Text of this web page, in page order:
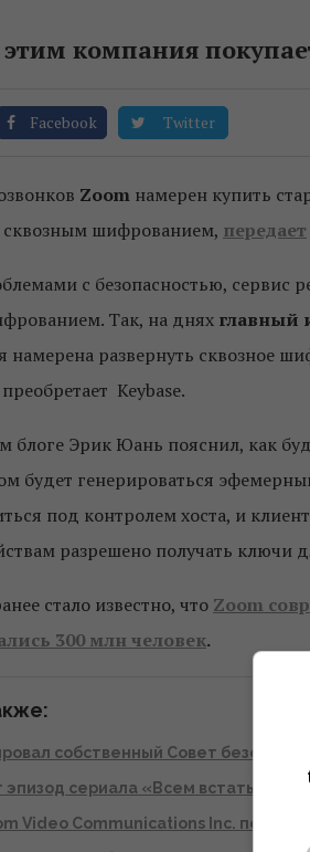
этим компания
Facebook Twitter
Zoom намерен купить
сквозным шифрованием, передает
с безопасностью, сервис
Так, на днях главный
намерена развернуть сквозное
Keybase.
блоге Эрик Юань пояснил, как
будет генерироваться
под контролем хоста, и
разрешено получать ключи
стало известно, что Zoom
300 млн человек.
собственный Совет
эпизод сериала «Всем встать»,
Video Communications Inc. подал